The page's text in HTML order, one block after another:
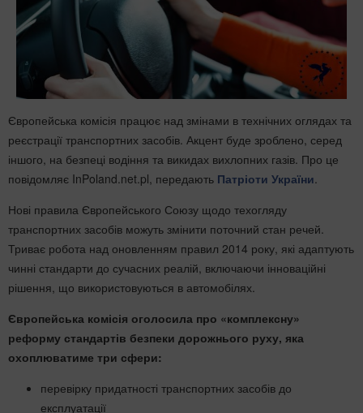
Європейська комісія працює над змінами в технічних оглядах та
реєстрації транспортних засобів. Акцент буде зроблено, серед
іншого, на безпеці водіння та викидах вихлопних газів. Про це
повідомляє InPoland.net.pl, передають Патріоти України.
Нові правила Європейського Союзу щодо техогляду
транспортних засобів можуть змінити поточний стан речей.
Триває робота над оновленням правил 2014 року, які адаптують
чинні стандарти до сучасних реалій, включаючи інноваційні
рішення, що використовуються в автомобілях.
Європейська комісія оголосила про «комплексну»
реформу стандартів безпеки дорожнього руху, яка
охоплюватиме три сфери:
перевірку придатності транспортних засобів до
експлуатації